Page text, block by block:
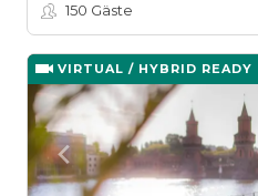
150 Gäste
VIRTUAL / HYBRID READY